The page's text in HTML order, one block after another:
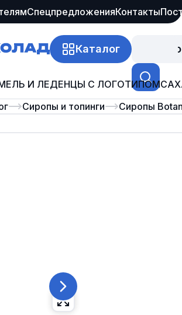
СпецпредложенияКонтакты
Каталог
И ЛЕДЕНЦЫ С ЛОГОТИПОМ
Сиропы и топинги Сиропы